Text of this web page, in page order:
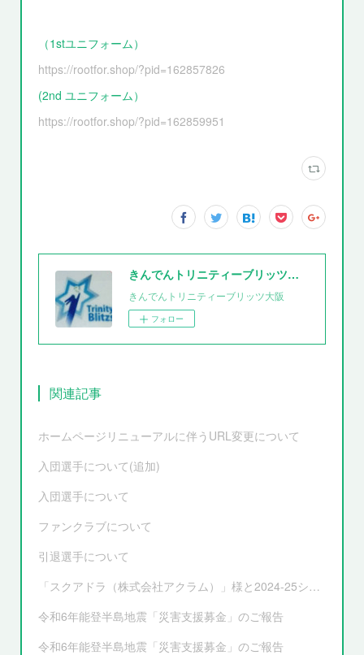
（1stユニフォーム）
https://rootfor.shop/?pid=162857826
(2nd ユニフォーム）
https://rootfor.shop/?pid=162859951
きんでんトリニティーブリッツ大阪
きんでんトリニティーブリッツ大阪
フォロー
関連記事
ホームページリニューアルに伴うURL変更について
入団選手について(追加)
入団選手について
ファンクラブについて
引退選手について
「スクアドラ（株式会社アクラム）」様と2024-25シーズンオフィシャルユニフォーム サプライヤー契約更新および新ユニフォーム決定のお知らせ
令和6年能登半島地震「災害支援募金」のご報告
令和6年能登半島地震「災害支援募金」のご報告